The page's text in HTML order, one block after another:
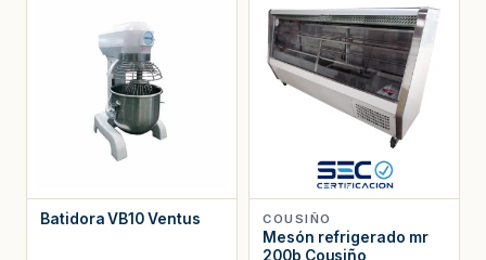
Batidora VB10 Ventus COUSIÑO
Mesón refrigerado mr
200b Cousiño